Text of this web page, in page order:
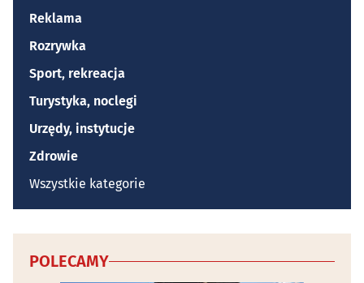
Reklama
Rozrywka
Sport, rekreacja
Turystyka, noclegi
Urzędy, instytucje
Zdrowie
Wszystkie kategorie
POLECAMY